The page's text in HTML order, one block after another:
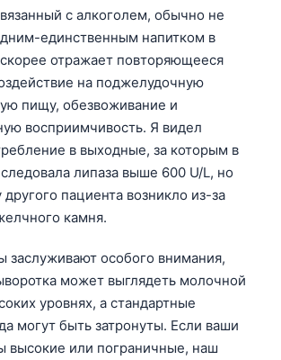
с алкоголем, обычно не
единственным напитком в
отражает повторяющееся
на поджелудочную
пищу, обезвоживание и
восприимчивость. Я видел
в выходные, за которым в
липаза выше 600 U/L, но
пациента возникло из-за
камня.
заслуживают особого внимания,
может выглядеть молочной
уровнях, а стандартные
могут быть затронуты. Если ваши
высокие или пограничные, наш
dili